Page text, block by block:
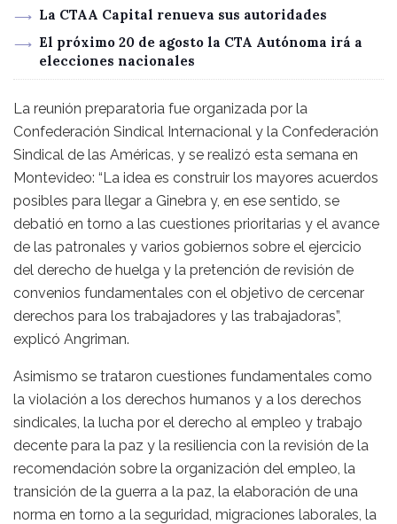
La CTAA Capital renueva sus autoridades
El próximo 20 de agosto la CTA Autónoma irá a
elecciones nacionales
La reunión preparatoria fue organizada por la
Confederación Sindical Internacional y la Confederación
Sindical de las Américas, y se realizó esta semana en
Montevideo: “La idea es construir los mayores acuerdos
posibles para llegar a Ginebra y, en ese sentido, se
debatió en torno a las cuestiones prioritarias y el avance
de las patronales y varios gobiernos sobre el ejercicio
del derecho de huelga y la pretención de revisión de
convenios fundamentales con el objetivo de cercenar
derechos para los trabajadores y las trabajadoras”,
explicó Angriman.
Asimismo se trataron cuestiones fundamentales como
la violación a los derechos humanos y a los derechos
sindicales, la lucha por el derecho al empleo y trabajo
decente para la paz y la resiliencia con la revisión de la
recomendación sobre la organización del empleo, la
transición de la guerra a la paz, la elaboración de una
norma en torno a la seguridad, migraciones laborales, la